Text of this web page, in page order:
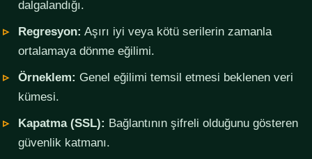
dalgalandığı.
Regresyon: Aşırı iyi veya kötü serilerin zamanla
ortalamaya dönme eğilimi.
Örneklem: Genel eğilimi temsil etmesi beklenen veri
kümesi.
Kapatma (SSL): Bağlantının şifreli olduğunu gösteren
güvenlik katmanı.